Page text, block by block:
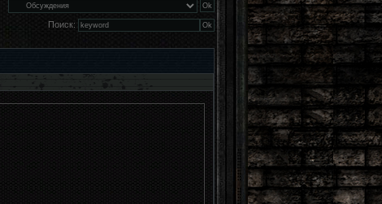
Поиск: